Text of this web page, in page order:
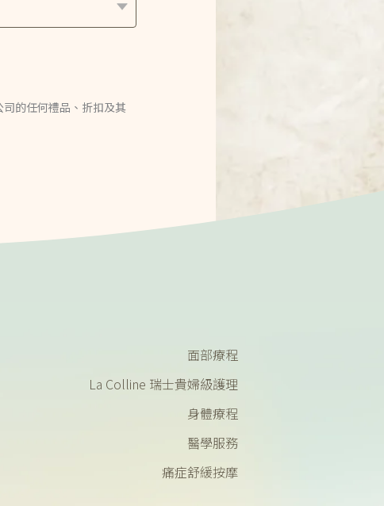
的任何禮品、折扣及其
面部療程
La Colline 瑞士貴婦級護理
身體療程
醫學服務
痛症舒緩按摩